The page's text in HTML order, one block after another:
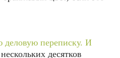
деловую переписку. И
десятков